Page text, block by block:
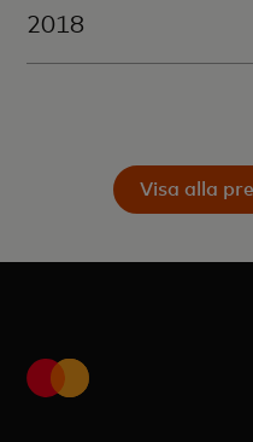
2018
Visa alla